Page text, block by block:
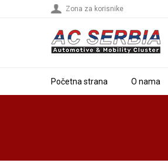
Zona za korisnike
Početna strana O nama